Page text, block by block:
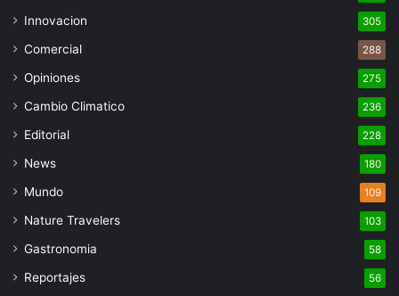
Innovacion 305
Comercial 288
Opiniones 275
Cambio Climatico 236
Editorial 228
News 180
Mundo 109
Nature Travelers 103
Gastronomia 58
Reportajes 56